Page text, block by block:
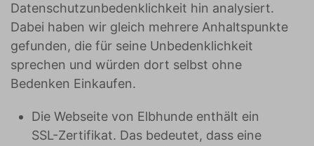
Datenschutzunbedenklichkeit hin analysiert.
Dabei haben wir gleich mehrere Anhaltspunkte
gefunden, die für seine Unbedenklichkeit
sprechen und würden dort selbst ohne
Bedenken Einkaufen.
Die Webseite von Elbhunde enthält ein
SSL-Zertifikat. Das bedeutet, dass eine